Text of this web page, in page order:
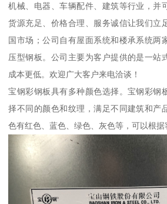
机械、电器、车辆配件、建筑等行业，并
货源充足、价格合理、服务诚信让我们立
国市场；公司自有屋面系统和楼承系统两
压型钢板。公司主要为客户提供的是一站
成本更低。欢迎广大客户来电洽谈！
宝钢彩钢板具有多种颜色选择。宝钢彩钢
择不同的颜色和纹理，满足不同建筑和产
色有红色、蓝色、绿色、灰色等，可以根据